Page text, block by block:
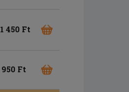
1 450 Ft
950 Ft